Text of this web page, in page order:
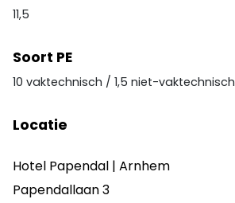
11,5
Soort PE
10 vaktechnisch / 1,5 niet-vaktechnisch
Locatie
Hotel Papendal | Arnhem
Papendallaan 3